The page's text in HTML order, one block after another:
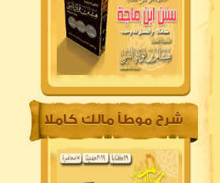
شرح موطأ مالك كاملا